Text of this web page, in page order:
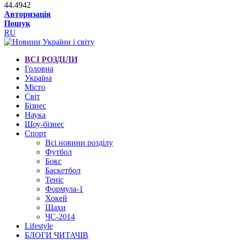
44.4942
Авторизація
Пошук
RU
ВСІ РОЗДІЛИ
Головна
Україна
Місто
Світ
Бізнес
Наука
Шоу-бізнес
Спорт
Всі новини розділу
Футбол
Бокс
Баскетбол
Теніс
Формула-1
Хокей
Шахи
ЧС-2014
Lifestyle
БЛОГИ ЧИТАЧІВ